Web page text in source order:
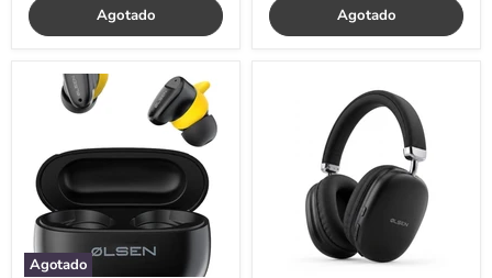
Agotado Agotado
Agotado
Audifonos
Deportivos
Inalambricos
Olsen
Inalambricos
Microfono